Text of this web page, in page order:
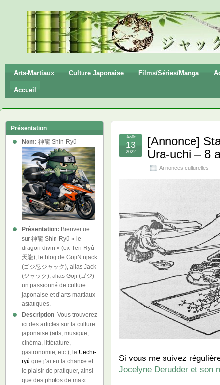
神龍
Shin-
Ryū
Arts-Martiaux Culture Japonaise Films/Séries/Manga
Accueil
[Annonce]
Ura-uchi – 8
Annonces culturelles
Août
13
2022
Si vous me suivez
Jocelyne Derudder et son
Présentation
Nom: 神龍 Shin-Ryû
Présentation: Bienvenue
sur 神龍 Shin-Ryû « le
dragon divin » (ex-Ten-Ryû
天龍), le blog de GojiNinjack
(ゴジ忍ジャック), alias Jack
(ジャック), alias Goji (ゴジ)
un passionné de culture
japonaise et d’arts martiaux
asiatiques.
Description: Vous trouverez
ici des articles sur la culture
japonaise (arts, musique,
cinéma, littérature,
gastronomie, etc.), le Uechi-
ryû que j’ai eu la chance et
le plaisir de pratiquer, ainsi
que des photos de ma «